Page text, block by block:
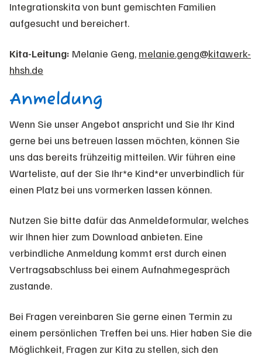
Integrationskita von bunt gemischten Familien
aufgesucht und bereichert.
Kita-Leitung: Melanie Geng, melanie.geng@kitawerk-
hhsh.de
Anmeldung
Wenn Sie unser Angebot anspricht und Sie Ihr Kind
gerne bei uns betreuen lassen möchten, können Sie
uns das bereits frühzeitig mitteilen. Wir führen eine
Warteliste, auf der Sie Ihr*e Kind*er unverbindlich für
einen Platz bei uns vormerken lassen können.
Nutzen Sie bitte dafür das Anmeldeformular, welches
wir Ihnen hier zum Download anbieten. Eine
verbindliche Anmeldung kommt erst durch einen
Vertragsabschluss bei einem Aufnahmegespräch
zustande.
Bei Fragen vereinbaren Sie gerne einen Termin zu
einem persönlichen Treffen bei uns. Hier haben Sie die
Möglichkeit, Fragen zur Kita zu stellen, sich den